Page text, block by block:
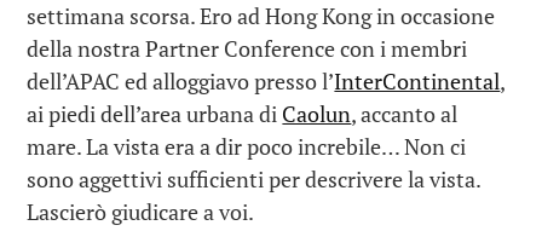
settimana scorsa. Ero ad Hong Kong in occasione
della nostra Partner Conference con i membri
dell’APAC ed alloggiavo presso l’InterContinental,
ai piedi dell’area urbana di Caolun, accanto al
mare. La vista era a dir poco increbile… Non ci
sono aggettivi sufficienti per descrivere la vista.
Lascierò giudicare a voi.